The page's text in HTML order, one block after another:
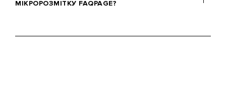
невідповідність розмітки і контенту,
відповіді.
МІКРОРОЗМІТКУ FAQPAGE?